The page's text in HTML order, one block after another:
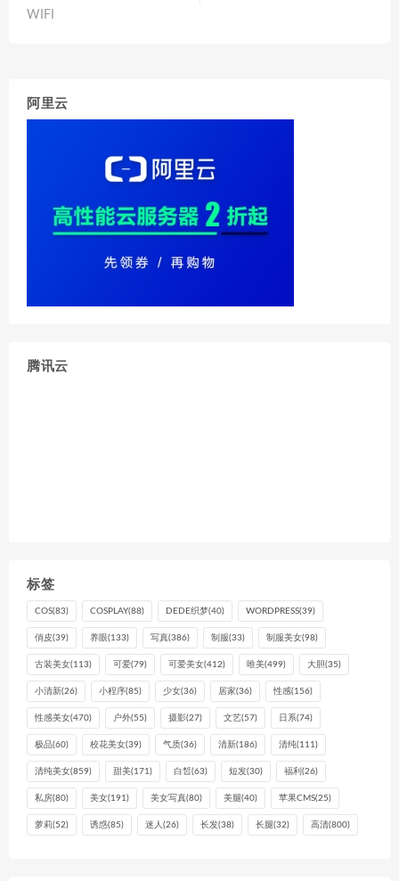
WIFI
阿里云
腾讯云
标签
COS(83) COSPLAY(88) DEDE织梦(40) WORDPRESS(39)
俏皮(39) 养眼(133) 写真(386) 制服(33) 制服美女(98)
古装美女(113) 可爱(79) 可爱美女(412) 唯美(499) 大胆(35)
小清新(26) 小程序(85) 少女(36) 居家(36) 性感(156)
性感美女(470) 户外(55) 摄影(27) 文艺(57) 日系(74)
极品(60) 校花美女(39) 气质(36) 清新(186) 清纯(111)
清纯美女(859) 甜美(171) 白皙(63) 短发(30) 福利 (26)
私房(80) 美女(191) 美女写真(80) 美腿(40) 苹果CMS(25)
萝莉(52) 诱惑(85) 迷人 (26) 长发(38) 长腿(32) 高清(800)